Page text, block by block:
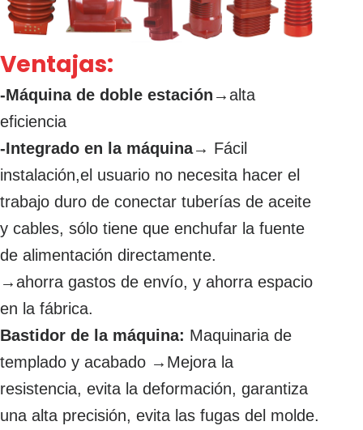
Ventajas:
-Máquina de doble estación →alta
eficiencia
-Integrado en la máquina→ Fácil
instalación,el usuario no necesita hacer el
trabajo duro de conectar tuberías de aceite
y cables, sólo tiene que enchufar la fuente
de alimentación directamente.
→ahorra gastos de envío, y ahorra espacio
en la fábrica.
Bastidor de la máquina: Maquinaria de
templado y acabado →Mejora la
resistencia, evita la deformación, garantiza
una alta precisión, evita las fugas del molde.